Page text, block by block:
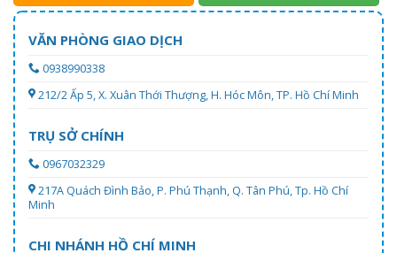
VĂN PHÒNG GIAO DỊCH
0938990338
212/2 Ấp 5, X. Xuân Thới Thượng, H. Hóc Môn, TP. Hồ Chí Minh
TRỤ SỞ CHÍNH
0967032329
217A Quách Đình Bảo, P. Phú Thạnh, Q. Tân Phú, Tp. Hồ Chí
Minh
CHI NHÁNH HỒ CHÍ MINH